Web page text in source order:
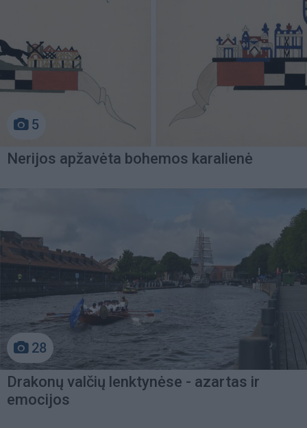
5
Nerijos apžavėta bohemos karalienė
28
Drakonų valčių lenktynėse - azartas ir
emocijos